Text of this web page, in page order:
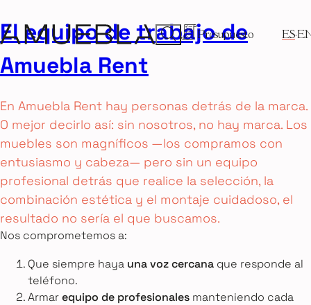
Presupuesto ES
El equipo de trabajo de
Amuebla Rent
En Amuebla Rent hay personas detrás de la marca.
O mejor decirlo así: sin nosotros, no hay marca. Los
muebles son magníficos —los compramos con
entusiasmo y cabeza— pero sin un equipo
profesional detrás que realice la selección, la
combinación estética y el montaje cuidadoso, el
resultado no sería el que buscamos.
Nos comprometemos a:
Que siempre haya una voz cercana que responde al
teléfono.
Armarequipo de profesionales manteniendo cada